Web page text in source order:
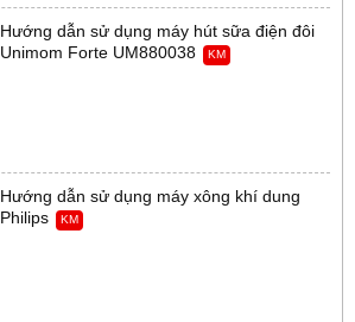
Hướng dẫn sử dụng máy hút sữa điện đôi
Unimom Forte UM880038
KM
Hướng dẫn sử dụng máy xông khí dung
Philips
KM